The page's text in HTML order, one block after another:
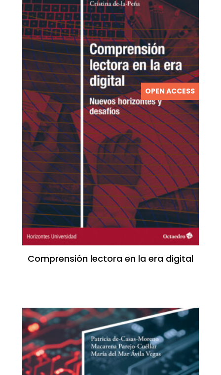
OPEN ACCESS
Comprensión lectora en la era digital